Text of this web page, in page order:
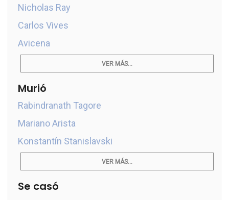
Nicholas Ray
Carlos Vives
Avicena
VER MÁS...
Murió
Rabindranath Tagore
Mariano Arista
Konstantín Stanislavski
VER MÁS...
Se casó